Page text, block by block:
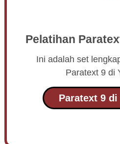
Pelatihan
Ini adalah set
Paratext 9 di
Paratext 9 di